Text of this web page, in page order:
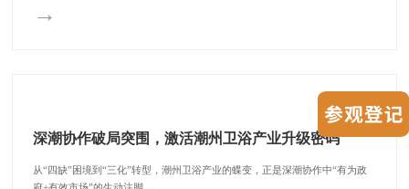
→
深潮协作破局突围，激活潮州卫浴产业升级密码
从“四缺”困境到“三化”转型，潮州卫浴产业的蝶变，正是深潮协作中“有为政
府+有效市场”的生动注脚。